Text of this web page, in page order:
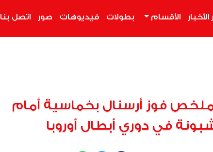
الأخبار الأقسام بطولات فيديوهات صور اتصل بنا
فوز أرسنال بخماسية أمام
في دوري أبطال أوروبا